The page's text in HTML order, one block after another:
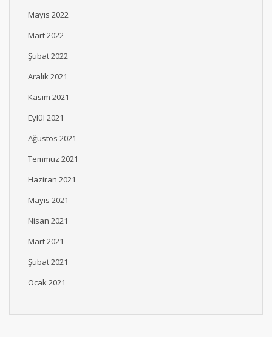
Mayıs 2022
Mart 2022
Şubat 2022
Aralık 2021
Kasım 2021
Eylül 2021
Ağustos 2021
Temmuz 2021
Haziran 2021
Mayıs 2021
Nisan 2021
Mart 2021
Şubat 2021
Ocak 2021